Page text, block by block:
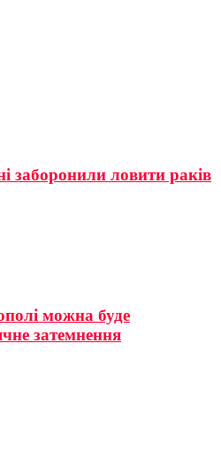
заборонили ловити раків
можна буде
затемнення